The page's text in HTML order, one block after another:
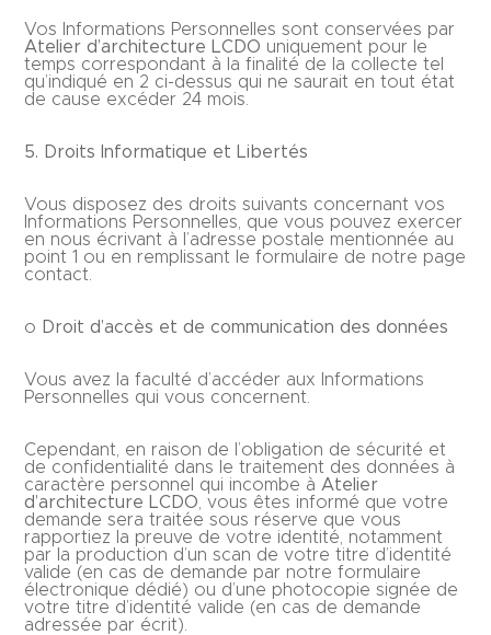
Vos Informations Personnelles sont conservées par
Atelier d’architecture LCDO uniquement pour le
temps correspondant à la finalité de la collecte tel
qu’indiqué en 2 ci-dessus qui ne saurait en tout état
de cause excéder 24 mois.
5. Droits Informatique et Libertés
Vous disposez des droits suivants concernant vos
Informations Personnelles, que vous pouvez exercer
en nous écrivant à l’adresse postale mentionnée au
point 1 ou en remplissant le formulaire de notre page
contact.
o Droit d’accès et de communication des données
Vous avez la faculté d’accéder aux Informations
Personnelles qui vous concernent.
Cependant, en raison de l’obligation de sécurité et
de confidentialité dans le traitement des données à
caractère personnel qui incombe à Atelier
d’architecture LCDO , vous êtes informé que votre
demande sera traitée sous réserve que vous
rapportiez la preuve de votre identité, notamment
par la production d’un scan de votre titre d’identité
valide (en cas de demande par notre formulaire
électronique dédié) ou d’une photocopie signée de
votre titre d’identité valide (en cas de demande
adressée par écrit).